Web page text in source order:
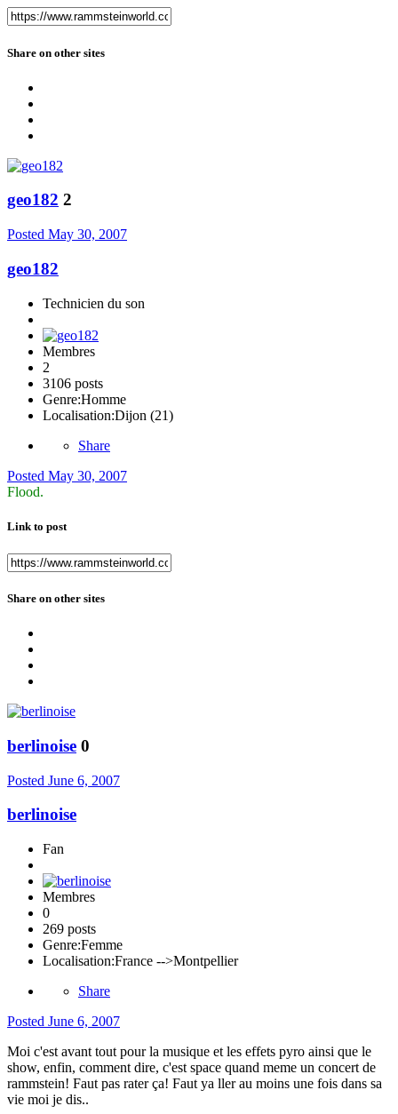
Share on other sites
geo182 2
Posted May 30, 2007
geo182
Technicien du son
Membres
2
3106 posts
Genre:Homme
Localisation:Dijon (21)
Share
Posted May 30, 2007
Flood.
Link to post
Share on other sites
berlinoise 0
Posted June 6, 2007
berlinoise
Fan
Membres
0
269 posts
Genre:Femme
Localisation:France -->Montpellier
Share
Posted June 6, 2007
Moi c'est avant tout pour la musique et les effets pyro ainsi que le
show, enfin, comment dire, c'est space quand meme un concert de
rammstein! Faut pas rater ça! Faut ya ller au moins une fois dans sa
vie moi je dis..